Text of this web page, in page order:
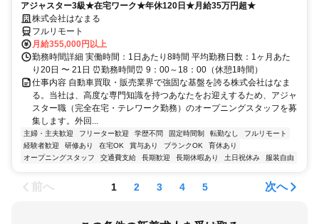
アジャスター3級★在宅ワーク★年休120日★月給35万円超★
株式会社はなまる
フルリモート
月給355,000円以上
勤務時間詳細 実働時間：1日あたり8時間 平均勤務日数：1ヶ月あた
り20日 〜 21日 ⏰勤務時間⏰ 9：00～18：00（休憩1時間）
仕事内容 自動車買取・販売業界で強固な基盤を誇る株式会社はなま
る。当社は、高度な専門知識を持つあなたをお迎えするため、アジャ
スター職（完全在宅・テレワーク勤務）のオープニングスタッフを募
集します。外回...
主婦・主夫歓迎 フリーター歓迎 学歴不問 固定時間制 転勤なし
フルリモート
経験者歓迎
研修あり 在宅OK 賞与あり ブランクOK
育休あり
オープニングスタッフ
交通費支給 長期歓迎 長期休暇あり 土日祝休み 服装自由
前へ 1 2 3 4 5 次へ